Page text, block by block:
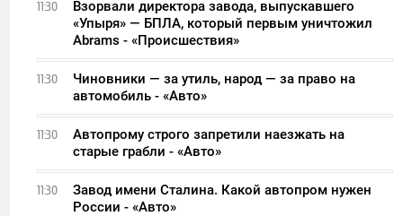
11:30
Взорвали директора завода, выпускавшего
«Упыря» — БПЛА, который первым уничтожил
Abrams - «Происшествия»
11:30
Чиновники — за утиль, народ — за право на
автомобиль - «Авто»
11:30
Автопрому строго запретили наезжать на
старые грабли - «Авто»
11:30
Завод имени Сталина. Какой автопром нужен
России - «Авто»